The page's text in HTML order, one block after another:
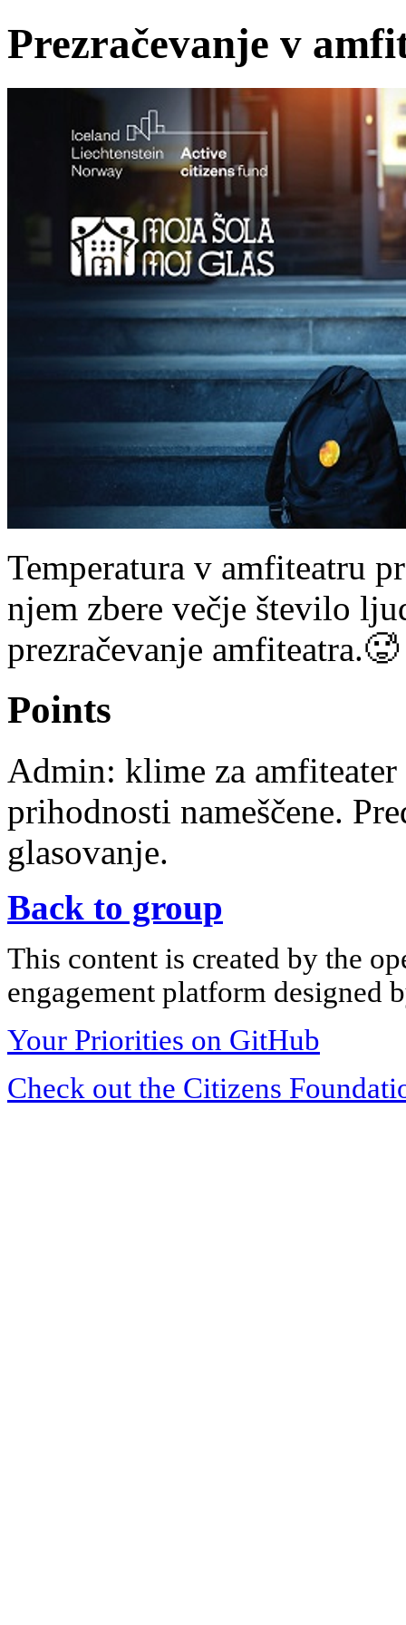
Prezračevanje v
Temperatura v amfiteatru
njem zbere večje število
prezračevanje amfiteatra.🥵
Points
Admin: klime za
prihodnosti nameščene.
glasovanje.
Back to group
This content is created by the
engagement platform designed
Your Priorities on GitHub
Check out the Citizens